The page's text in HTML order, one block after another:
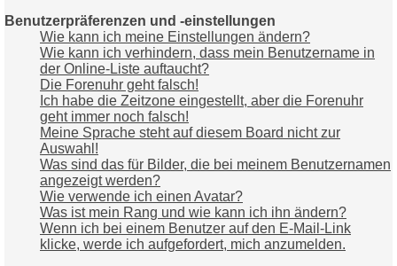
Benutzerpräferenzen und -einstellungen
Wie kann ich meine Einstellungen ändern?
Wie kann ich verhindern, dass mein Benutzername in
der Online-Liste auftaucht?
Die Forenuhr geht falsch!
Ich habe die Zeitzone eingestellt, aber die Forenuhr
geht immer noch falsch!
Meine Sprache steht auf diesem Board nicht zur
Auswahl!
Was sind das für Bilder, die bei meinem Benutzernamen
angezeigt werden?
Wie verwende ich einen Avatar?
Was ist mein Rang und wie kann ich ihn ändern?
Wenn ich bei einem Benutzer auf den E-Mail-Link
klicke, werde ich aufgefordert, mich anzumelden.